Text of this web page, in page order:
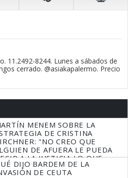
11.2492-8244. Lunes a sábados de
cerrado. @asiakapalermo. Precio
MENEM SOBRE LA
DE CRISTINA
"NO CREO QUE
DE AFUERA LE PUEDA
A LA JUSTICIA LO QUE
QUE HACER"
DIJO BARDEM DE LA
DE CEUTA